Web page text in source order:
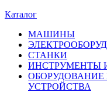
Каталог
МАШИНЫ
СТАНКИ
ИНСТРУМЕНТЫ
УСТРОЙСТВА